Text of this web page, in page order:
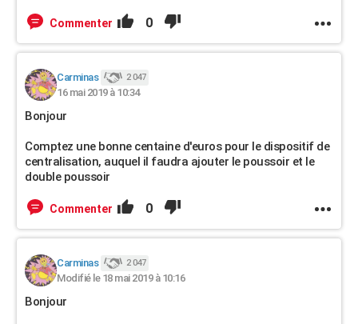
Commenter 0
Carminas 2 047
16 mai 2019 à 10:34
Bonjour
Comptez une bonne centaine d'euros pour le dispositif de
centralisation, auquel il faudra ajouter le poussoir et le
double poussoir
Commenter 0
Carminas 2 047
Modifié le 18 mai 2019 à 10:16
Bonjour